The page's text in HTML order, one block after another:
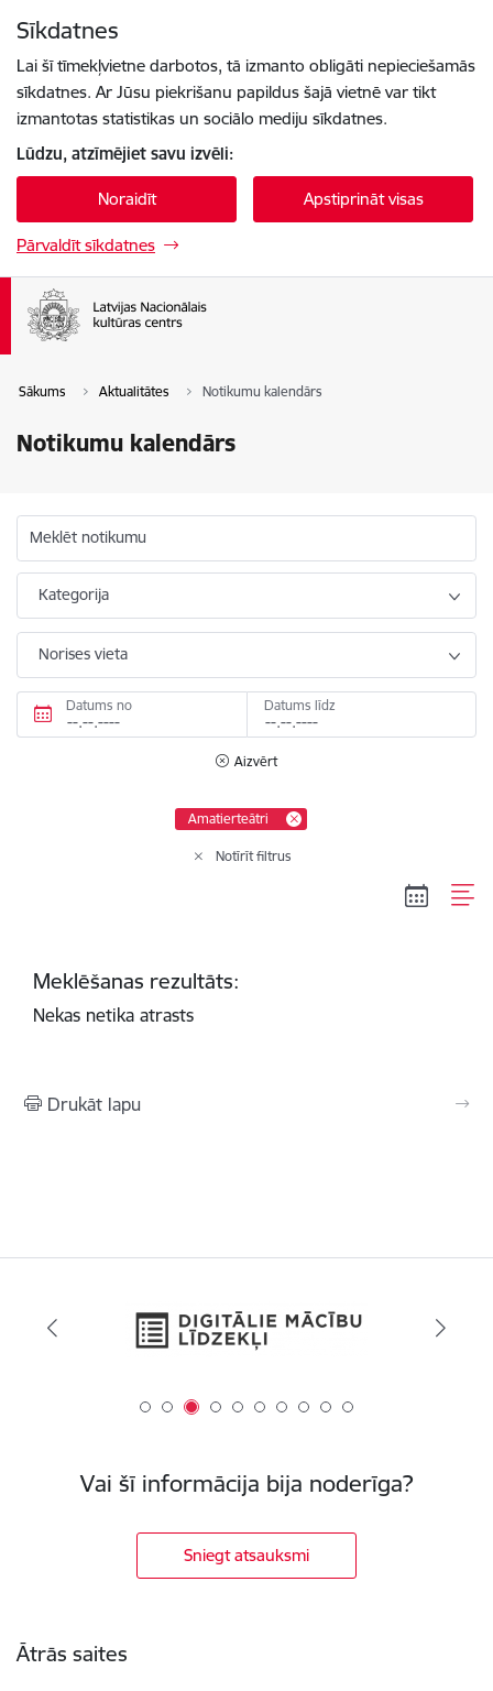
Sīkdatnes
Lai šī tīmekļvietne darbotos, tā izmanto obligāti nepieciešamās
sīkdatnes. Ar Jūsu piekrišanu papildus šajā vietnē var tikt
izmantotas statistikas un sociālo mediju sīkdatnes.
Lūdzu, atzīmējiet savu izvēli:
Noraidīt Apstiprināt visas
Pārvaldīt sīkdatnes
Sākums Aktualitātes Notikumu kalendārs
Notikumu kalendārs
Meklēt notikumu
Kategorija
Norises vieta
Datums no Datums līdz
Aizvērt
Amatierteātri
Notīrīt filtrus
Meklēšanas rezultāts:
Nekas netika atrasts
Drukāt lapu
Vai šī informācija bija noderīga?
Sniegt atsauksmi
Ātrās saites